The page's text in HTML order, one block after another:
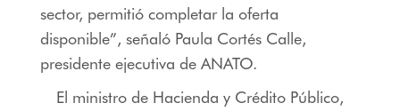
sector, permitió completar la oferta
disponible”, señaló Paula Cortés Calle,
presidente ejecutiva de ANATO.
El ministro de Hacienda y Crédito Público,